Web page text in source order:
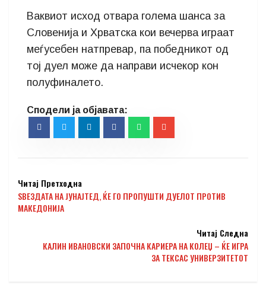
Ваквиот исход отвара голема шанса за
Словенија и Хрватска кои вечерва играат
меѓусебен натпревар, па победникот од
тој дуел може да направи исчекор кон
полуфиналето.
Читај Претходна
ЅВЕЗДАТА НА ЈУНАЈТЕД, ЌЕ ГО ПРОПУШТИ ДУЕЛОТ ПРОТИВ
МАКЕДОНИЈА
Читај Следна
КАЛИН ИВАНОВСКИ ЗАПОЧНА КАРИЕРА НА КОЛЕЏ – ЌЕ ИГРА
ЗА ТЕКСАС УНИВЕРЗИТЕТОТ